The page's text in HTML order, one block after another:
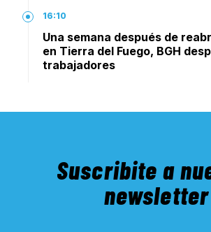
16:10
Una semana después de
en Tierra del Fuego, BGH
trabajadores
Suscribite a
newsletter